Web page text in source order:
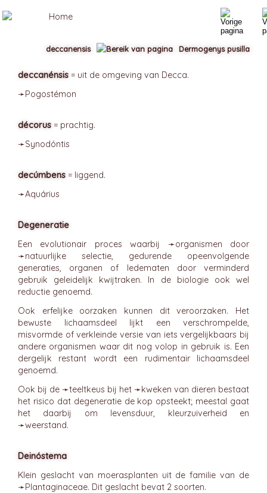
deccanénsis = uit de omgeving van Decca.
➛Pogostémon
décorus = prachtig.
➛Synodóntis
decúmbens = liggend.
➛Aquárius
Degeneratie
Een evolutionair proces waarbij ➛organismen door
➛natuurlijke selectie, gedurende opeenvolgende
generaties, organen of ledematen door verminderd
gebruik geleidelijk kwijtraken. In de biologie ook wel
reductie genoemd.
Ook erfelijke oorzaken kunnen dit veroorzaken. Het
bewuste lichaamsdeel lijkt een verschrompelde,
misvormde of verkleinde versie van iets vergelijkbaars bij
andere organismen waar dit nog volop in gebruik is. Een
dergelijk restant wordt een rudimentair lichaamsdeel
genoemd.
Ook bij de ➛teeltkeus bij het ➛kweken van dieren bestaat
het risico dat degeneratie de kop opsteekt; meestal gaat
het daarbij om levensduur, kleurzuiverheid en
➛weerstand.
Deinóstema
Klein geslacht van moerasplanten uit de familie van de
➛Plantaginaceae. Dit geslacht bevat 2 soorten.
deccanensis Dermogenys pusilla